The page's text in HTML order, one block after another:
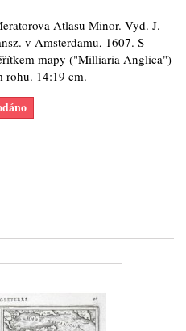
Atlasu Minor. Vyd. J.
v Amsterdamu, 1607. S
mapy ("Milliaria Anglica")
rohu. 14:19 cm.